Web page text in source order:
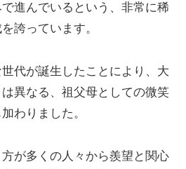
進んでいるという、非常に稀
誇っています。
代が誕生したことにより、大
異なる、祖父母としての微笑
わりました。
が多くの人々から羨望と関心